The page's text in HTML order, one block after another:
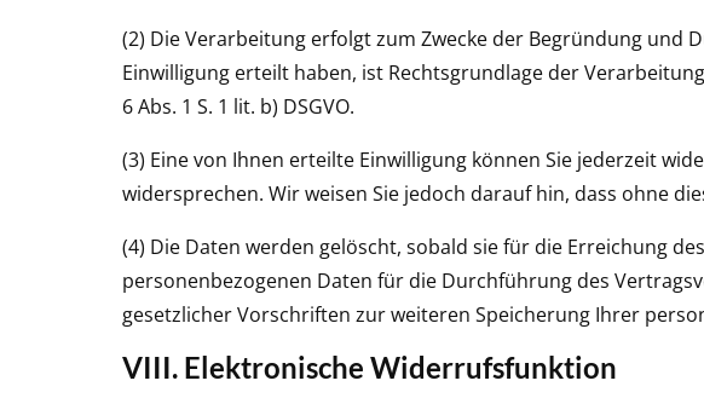
(2) Die Verarbeitung erfolgt zum Zwecke der Begründung und
Einwilligung erteilt haben, ist Rechtsgrundlage der
6 Abs. 1 S. 1 lit. b) DSGVO.
(3) Eine von Ihnen erteilte Einwilligung können Sie jederzeit
widersprechen. Wir weisen Sie jedoch darauf hin, dass ohne
(4) Die Daten werden gelöscht, sobald sie für die Erreichung
personenbezogenen Daten für die Durchführung des
gesetzlicher Vorschriften zur weiteren Speicherung Ihrer
VIII. Elektronische Widerrufsfunktion